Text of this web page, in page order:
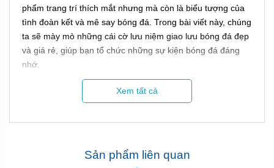
phẩm trang trí thích mắt nhưng mà còn là biểu tượng của
tình đoàn kết và mê say bóng đá. Trong bài viết này, chúng
ta sẽ mày mò những cái cờ lưu niệm giao lưu bóng đá đẹp
và giá rẻ, giúp bạn tổ chức những sự kiện bóng đá đáng
nhớ.
Tân Nhật Minh 15 Năm Sản Xuất Cờ
Lưu Niệm
Xem tất cả
Sản phẩm liên quan